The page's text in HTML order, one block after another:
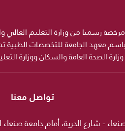
الصحة العامة والسكان ووزارة
تواصل معنا
- شارع الحرية، أمام جامعة صنعاء